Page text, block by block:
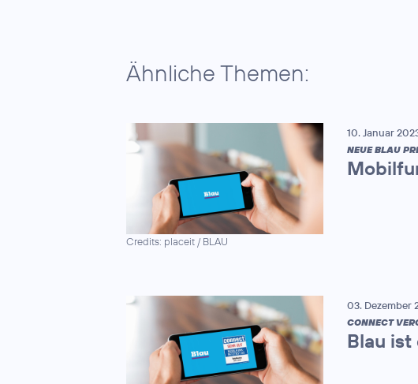
Ähnliche Themen:
Credits: placeit / BLAU
10. Januar
NEUE BLAU
03. Dezember
CONNECT
Blau ist